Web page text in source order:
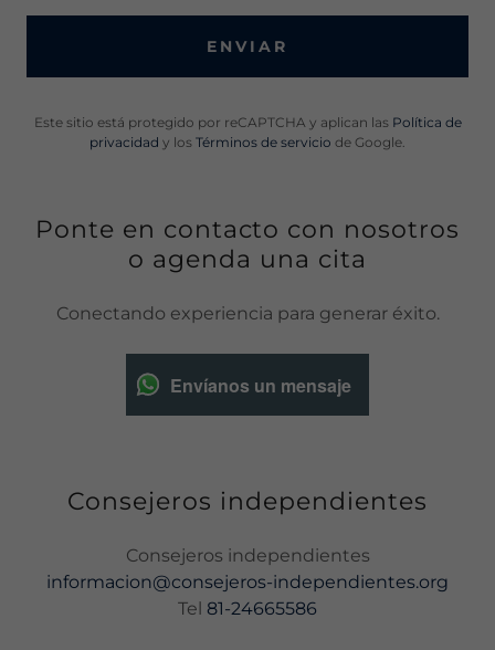
ENVIAR
Este sitio está protegido por reCAPTCHA y aplican las Política de
privacidad y los Términos de servicio de Google.
Ponte en contacto con nosotros
o agenda una cita
Conectando experiencia para generar éxito.
Envíanos un mensaje
Consejeros independientes
informacion@consejeros-independientes.org
Tel 81-24665586